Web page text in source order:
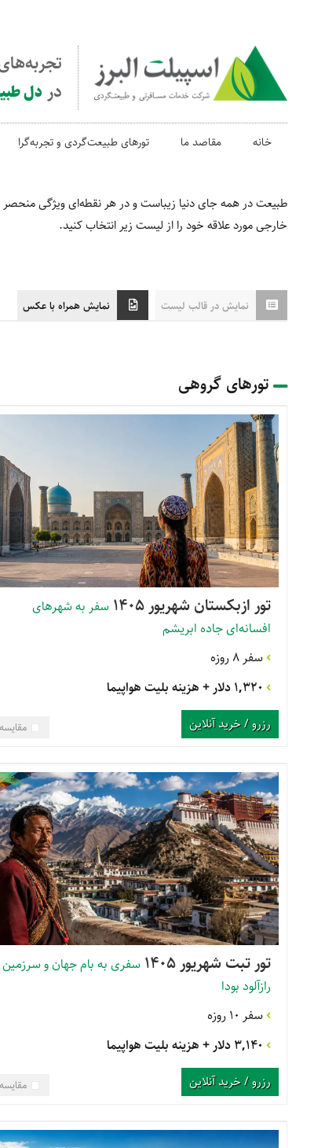
در دل
خانه مقاصد ما تورهای طبیعت‌گردی و تجربه‌گرا
طبیعت در همه جای دنیا زیباست و در هر نقطه‌ای ویژگی منحصر
خارجی مورد علاقه خود را از لیست زیر انتخاب کنید.
نمایش در قالب لیست نمایش همراه با عکس
تورهای گروهی
تور ازبکستان شهریور 1405
سفر به شهرهای
افسانه‌ای جاده ابریشم
سفر 8 روزه
1,320 دلار
+ هزینه بلیت هواپیما
مقایسه رزرو / خرید آنلاین
تور تبت شهریور 1405
سفری به بام جهان و سرزمین
رازآلود بودا
سفر 10 روزه
3,140 دلار
+ هزینه بلیت هواپیما
مقایسه رزرو / خرید آنلاین